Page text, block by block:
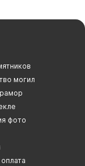
могил
фото